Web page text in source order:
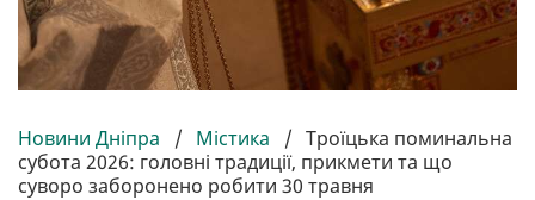
Новини Дніпра / Містика / Троїцька поминальна
субота 2026: головні традиції, прикмети та що
суворо заборонено робити 30 травня